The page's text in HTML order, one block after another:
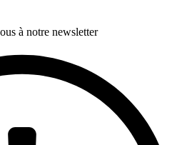
à notre newsletter